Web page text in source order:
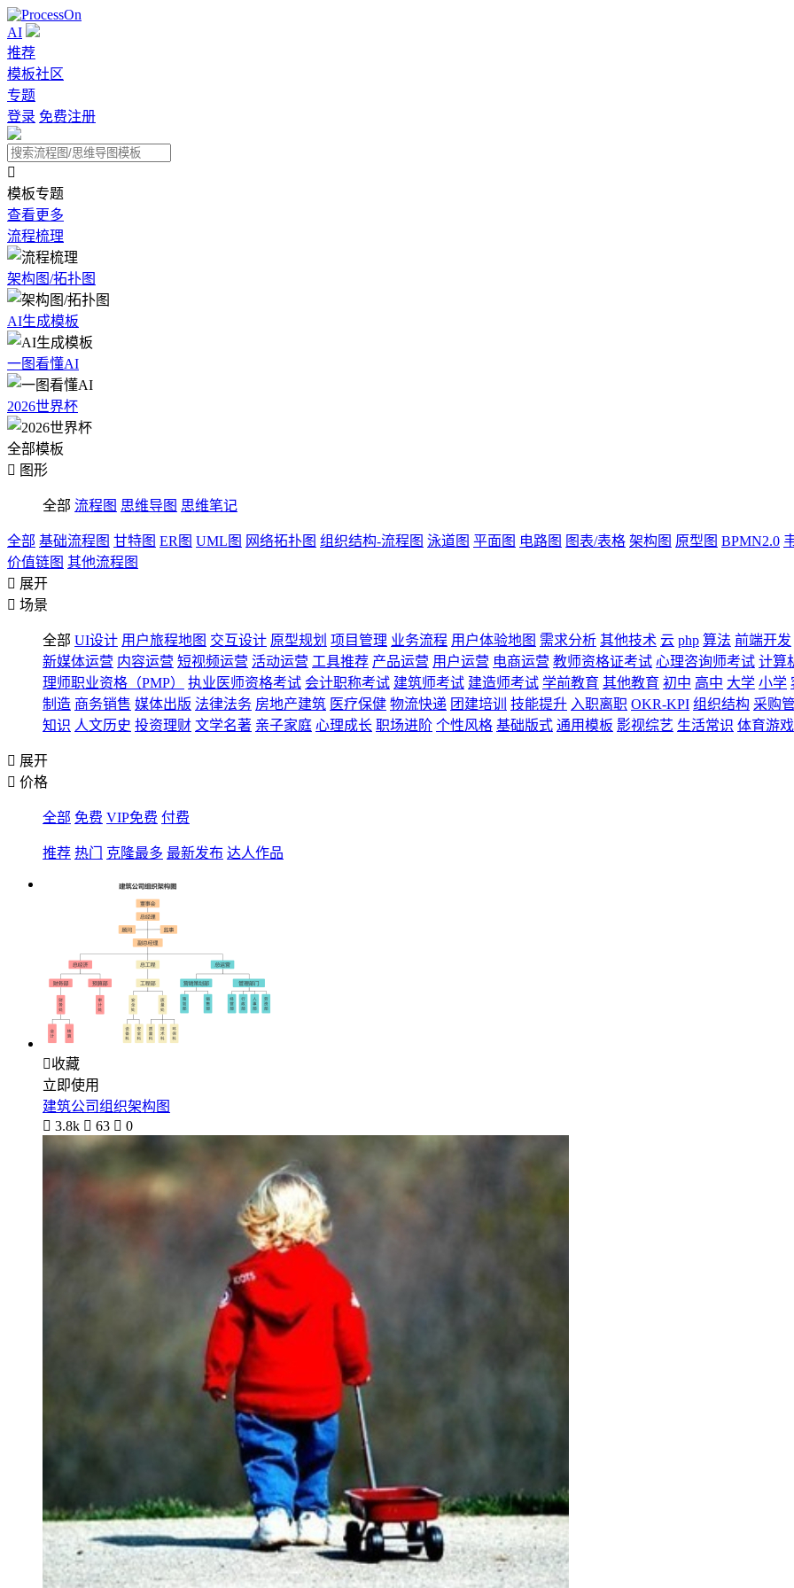
AI
推荐
模板社区
专题
登录 免费注册

模板专题
查看更多
流程梳理
架构图/拓扑图
AI生成模板
一图看懂AI
2026世界杯
全部模板
 图形
全部 流程图 思维导图 思维笔记
全部 基础流程图 甘特图 ER图 UML图 网络拓扑图 组织结构-流程图 泳道图 平面图 电路图 图表/表格 架构图 原型图 BPMN2.0
价值链图 其他流程图
 展开
 场景
全部 UI设计 用户旅程地图 交互设计 原型规划 项目管理 业务流程 用户体验地图 需求分析 其他技术 云 php 算法 前端开发
新媒体运营 内容运营 短视频运营 活动运营 工具推荐 产品运营 用户运营 电商运营 教师资格证考试 心理咨询师考试 计算
理师职业资格（PMP）
执业医师资格考试 会计职称考试 建筑师考试 建造师考试 学前教育 其他教育 初中 高中 大学 小学
制造 商务销售 媒体出版 法律法务 房地产建筑 医疗保健 物流快递 团建培训 技能提升 入职离职 OKR-KPI 组织结构 采购
知识 人文历史 投资理财 文学名著 亲子家庭 心理成长 职场进阶 个性风格 基础版式 通用模板 影视综艺 生活常识 体育游戏
 展开
 价格
全部 免费 VIP免费 付费
推荐 热门 克隆最多 最新发布 达人作品
收藏
立即使用
建筑公司组织架构图
 3.8k  63  0